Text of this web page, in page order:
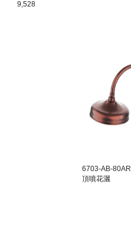
9,528
6703-AB-80AR
頂噴花灑